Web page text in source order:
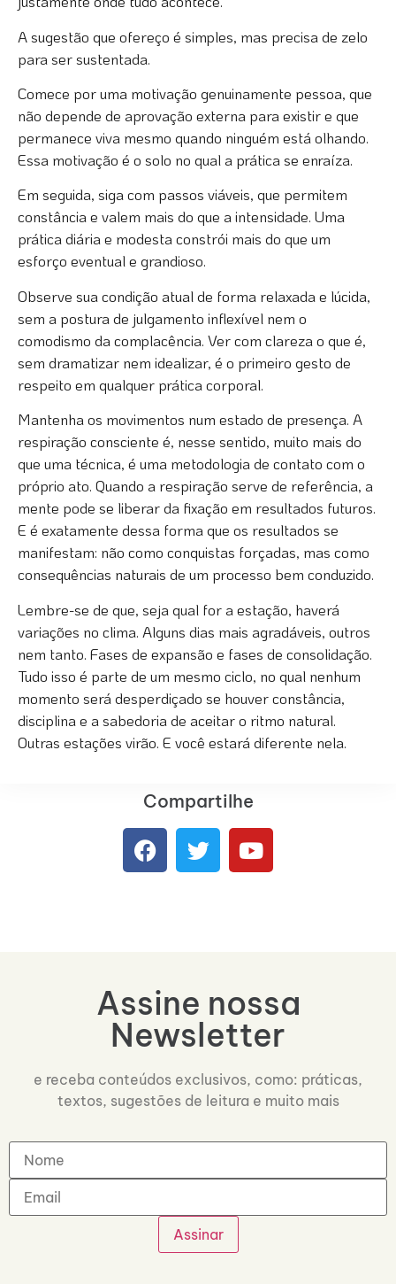
A sugestão que ofereço é simples, mas precisa de zelo
para ser sustentada.
Comece por uma motivação genuinamente pessoa, que
não depende de aprovação externa para existir e que
permanece viva mesmo quando ninguém está olhando.
Essa motivação é o solo no qual a prática se enraíza.
Em seguida, siga com passos viáveis, que permitem
constância e valem mais do que a intensidade. Uma
prática diária e modesta constrói mais do que um
esforço eventual e grandioso.
Observe sua condição atual de forma relaxada e lúcida,
sem a postura de julgamento inflexível nem o
comodismo da complacência. Ver com clareza o que é,
sem dramatizar nem idealizar, é o primeiro gesto de
respeito em qualquer prática corporal.
Mantenha os movimentos num estado de presença. A
respiração consciente é, nesse sentido, muito mais do
que uma técnica, é uma metodologia de contato com o
próprio ato. Quando a respiração serve de referência, a
mente pode se liberar da fixação em resultados futuros.
E é exatamente dessa forma que os resultados se
manifestam: não como conquistas forçadas, mas como
consequências naturais de um processo bem conduzido.
Lembre-se de que, seja qual for a estação, haverá
variações no clima. Alguns dias mais agradáveis, outros
nem tanto. Fases de expansão e fases de consolidação.
Tudo isso é parte de um mesmo ciclo, no qual nenhum
momento será desperdiçado se houver constância,
disciplina e a sabedoria de aceitar o ritmo natural.
Outras estações virão. E você estará diferente nela.
Compartilhe
Assine nossa
Newsletter
e receba conteúdos exclusivos, como: práticas,
textos, sugestões de leitura e muito mais